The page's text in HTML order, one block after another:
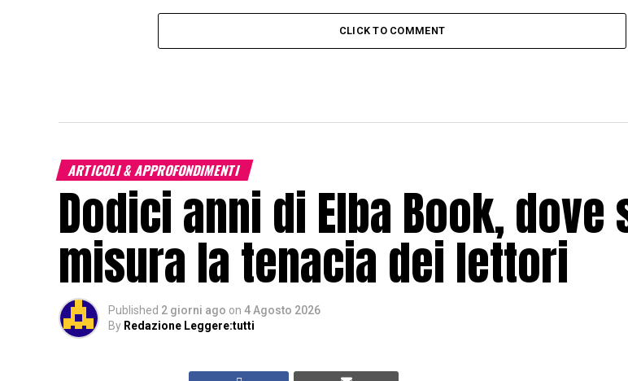
CLICK TO COMMENT
ARTICOLI & APPROFONDIMENTI
Dodici anni di Elba Book, dove
misura la tenacia dei lettori
Published 2 giorni ago on 4 Agosto 2026
By Redazione Leggere:tutti